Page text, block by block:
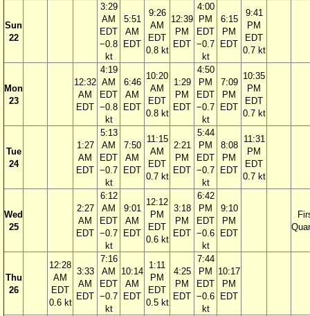
Sun
22
3:29
AM
EDT
−0.8
kt
5:51
AM
EDT
9:26
AM
EDT
0.8 kt
12:39
PM
EDT
4:00
PM
EDT
−0.7
kt
6:15
PM
EDT
9:41
PM
EDT
0.7 kt
Mon
23
12:32
AM
EDT
4:19
AM
EDT
−0.8
kt
6:46
AM
EDT
10:20
AM
EDT
0.8 kt
1:29
PM
EDT
4:50
PM
EDT
−0.7
kt
7:09
PM
EDT
10:35
PM
EDT
0.7 kt
Tue
24
1:27
AM
EDT
5:13
AM
EDT
−0.7
kt
7:50
AM
EDT
11:15
AM
EDT
0.7 kt
2:21
PM
EDT
5:44
PM
EDT
−0.7
kt
8:08
PM
EDT
11:31
PM
EDT
0.7 kt
Wed
25
2:27
AM
EDT
6:12
AM
EDT
−0.7
kt
9:01
AM
EDT
12:12
PM
EDT
0.6 kt
3:18
PM
EDT
6:42
PM
EDT
−0.6
kt
9:10
PM
EDT
Thu
26
12:28
AM
EDT
0.6 kt
3:33
AM
EDT
7:16
AM
EDT
−0.7
kt
10:14
AM
EDT
1:11
PM
EDT
0.5 kt
4:25
PM
EDT
7:44
PM
EDT
−0.6
kt
10:17
PM
EDT